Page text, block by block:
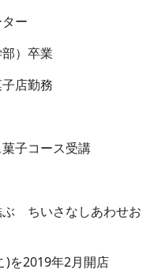
ー
）卒業
店勤務
子コース受講
ちいさなしあわせお
2019年2月開店